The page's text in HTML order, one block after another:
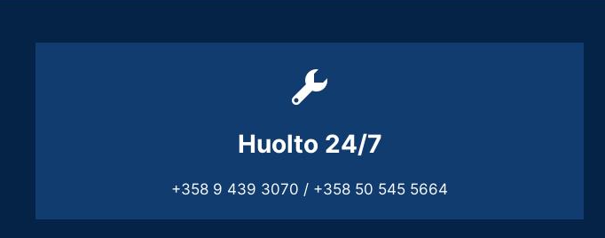
Huolto 24/7
+358 9 439 3070 / +358 50 545 5664